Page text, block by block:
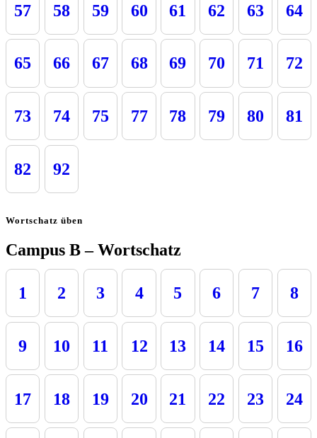
57 58 59 60 61 62 63 64
65 66 67 68 69 70 71 72
73 74 75 77 78 79 80 81
82 92
Wortschatz üben
Campus B – Wortschatz
1 2 3 4 5 6 7 8
9 10 11 12 13 14 15 16
17 18 19 20 21 22 23 24